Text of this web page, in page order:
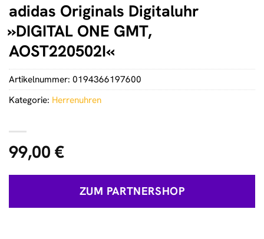
adidas Originals Digitaluhr
»DIGITAL ONE GMT,
AOST220502I«
99,00 €
ZUM PARTNERSHOP
Artikelnummer: 0194366197600
Kategorie: Herrenuhren